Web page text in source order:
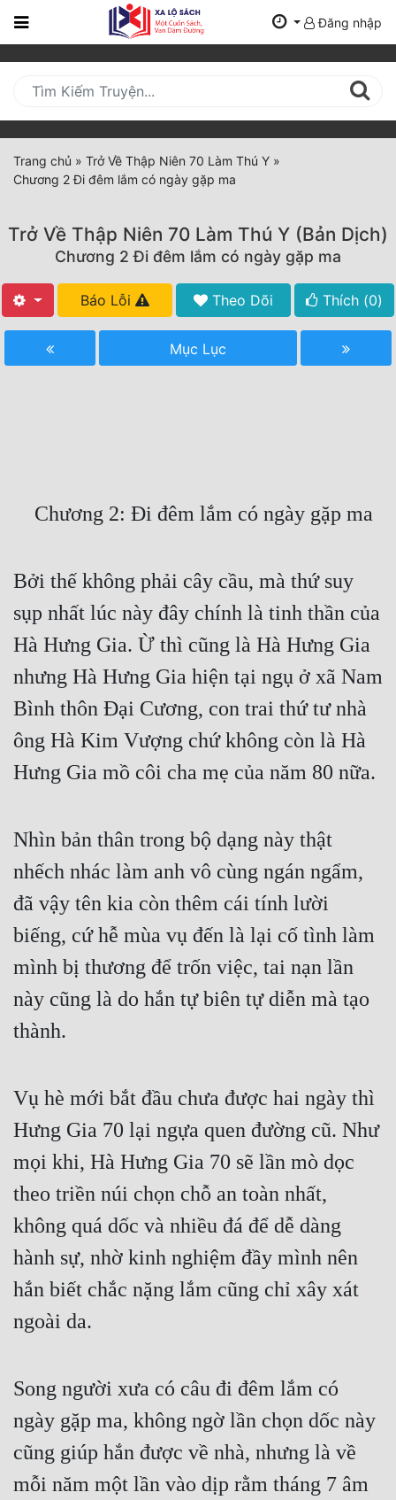
Trang
Mới
Cập
Nhật
(current)
Thể Loại
Tất Cả
Hoàn Thành
Xa Lộ Dịch
Cung Đấu
Cạnh Kỹ
Cổ Tiên Hiệp
Du Hí
Dã Sử
Dị Giới
Huyền Huyễn
Huyền Nghi
Huyền Ảo
Hài Hước
Hệ Thống
Học Đường
Khoa Huyễn Không Gian
Kỳ Huyễn
Kỳ Ảo
Đăng nhập
Trang chủ » Trở Về Thập Niên 70 Làm Thú Y »
Chương 2 Đi đêm lắm có ngày gặp ma
Trở Về Thập Niên 70 Làm Thú Y (Bản Dịch)
Chương 2 Đi đêm lắm có ngày gặp ma
Báo Lỗi Theo Dõi Thích (0)
Mục Lục
    Chương 2: Đi đêm lắm có ngày gặp ma
Bởi thế không phải cây cầu, mà thứ suy
sụp nhất lúc này đây chính là tinh thần của
Hà Hưng Gia. Ừ thì cũng là Hà Hưng Gia
nhưng Hà Hưng Gia hiện tại ngụ ở xã Nam
Bình thôn Đại Cương, con trai thứ tư nhà
ông Hà Kim Vượng chứ không còn là Hà
Hưng Gia mồ côi cha mẹ của năm 80 nữa.
Nhìn bản thân trong bộ dạng này thật
nhếch nhác làm anh vô cùng ngán ngẩm,
đã vậy tên kia còn thêm cái tính lười
biếng, cứ hễ mùa vụ đến là lại cố tình làm
mình bị thương để trốn việc, tai nạn lần
này cũng là do hắn tự biên tự diễn mà tạo
thành.
Vụ hè mới bắt đầu chưa được hai ngày thì
Hưng Gia 70 lại ngựa quen đường cũ. Như
mọi khi, Hà Hưng Gia 70 sẽ lần mò dọc
theo triền núi chọn chỗ an toàn nhất,
không quá dốc và nhiều đá để dễ dàng
hành sự, nhờ kinh nghiệm đầy mình nên
hắn biết chắc nặng lắm cũng chỉ xây xát
ngoài da.
Song người xưa có câu đi đêm lắm có
ngày gặp ma, không ngờ lần chọn dốc này
cũng giúp hắn được về nhà, nhưng là về
mỗi năm một lần vào dịp rằm tháng 7 âm